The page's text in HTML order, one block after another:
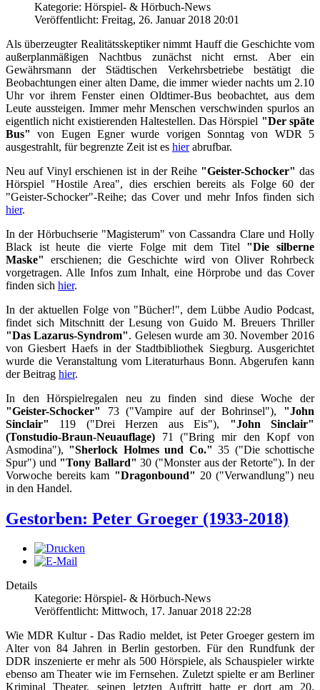
Kategorie: Hörspiel- & Hörbuch-News
Veröffentlicht: Freitag, 26. Januar 2018 20:01
Als überzeugter Realitätsskeptiker nimmt Hauff die Geschichte vom
außerplanmäßigen Nachtbus zunächst nicht ernst. Aber ein
Gewährsmann der Städtischen Verkehrsbetriebe bestätigt die
Beobachtungen einer alten Dame, die immer wieder nachts um 2.10
Uhr vor ihrem Fenster einen Oldtimer-Bus beobachtet, aus dem
Leute aussteigen. Immer mehr Menschen verschwinden spurlos an
eigentlich nicht existierenden Haltestellen. Das Hörspiel "Der späte
Bus"
von Eugen Egner wurde vorigen Sonntag von WDR 5
ausgestrahlt, für begrenzte Zeit ist es hierabrufbar.
Neu auf Vinyl erschienen ist in der Reihe"Geister-Schocker" das
Hörspiel "Hostile Area", dies erschien bereits als Folge 60 der
"Geister-Schocker"-Reihe; das Cover und mehr Infos finden sich
hier.
In der Hörbuchserie "Magisterum" von Cassandra Clare und Holly
Black ist heute die vierte Folge mit dem Titel "Die silberne
Maske"
erschienen; die Geschichte wird von Oliver Rohrbeck
vorgetragen. Alle Infos zum Inhalt, eine Hörprobe und das Cover
finden sich hier.
In der aktuellen Folge von "Bücher!", dem Lübbe Audio Podcast,
findet sich Mitschnitt der Lesung von Guido M. Breuers Thriller
"Das Lazarus-Syndrom". Gelesen wurde am 30. November 2016
von Giesbert Haefs in der Stadtbibliothek Siegburg. Ausgerichtet
wurde die Veranstaltung vom Literaturhaus Bonn. Abgerufen kann
der Beitrag hier.
In den Hörspielregalen neu zu finden sind diese Woche der
"Geister-Schocker"
73 ("Vampire auf der Bohrinsel"), "John
Sinclair"
119 ("Drei Herzen aus Eis"), "John Sinclair"
(Tonstudio-Braun-Neuauflage) 71 ("Bring mir den Kopf von
Asmodina"), "Sherlock Holmes und Co." 35 ("Die schottische
Spur") und "Tony Ballard" 30 ("Monster aus der Retorte"). In der
Vorwoche bereits kam "Dragonbound" 20 ("Verwandlung") neu
in den Handel.
Gestorben: Peter Groeger (1933-2018)
Details
Kategorie: Hörspiel- & Hörbuch-News
Veröffentlicht: Mittwoch, 17. Januar 2018 22:28
Wie MDR Kultur - Das Radio meldet, ist Peter Groeger gestern im
Alter von 84 Jahren in Berlin gestorben. Für den Rundfunk der
DDR inszenierte er mehr als 500 Hörspiele, als Schauspieler wirkte
ebenso am Theater wie im Fernsehen. Zuletzt spielte er am Berliner
Kriminal Theater, seinen letzten Auftritt hatte er dort am 20.